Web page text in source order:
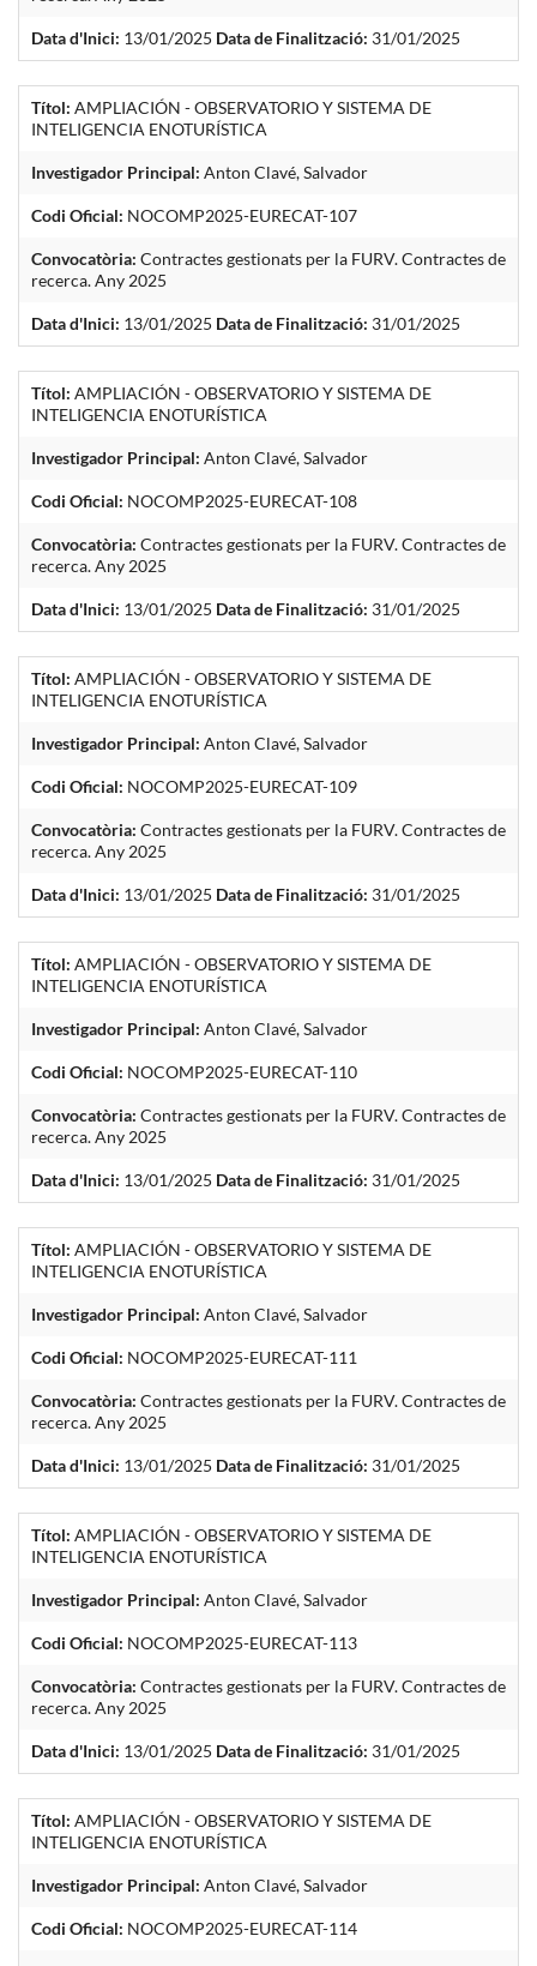
Data d'Inici: 13/01/2025 Data de Finalització: 31/01/2025
Títol: AMPLIACIÓN - OBSERVATORIO Y SISTEMA DE
INTELIGENCIA ENOTURÍSTICA
Investigador Principal: Anton Clavé, Salvador
Codi Oficial: NOCOMP2025-EURECAT-107
Convocatòria: Contractes gestionats per la FURV. Contractes de
recerca. Any 2025
Data d'Inici: 13/01/2025 Data de Finalització: 31/01/2025
Títol: AMPLIACIÓN - OBSERVATORIO Y SISTEMA DE
INTELIGENCIA ENOTURÍSTICA
Investigador Principal: Anton Clavé, Salvador
Codi Oficial: NOCOMP2025-EURECAT-108
Convocatòria: Contractes gestionats per la FURV. Contractes de
recerca. Any 2025
Data d'Inici: 13/01/2025 Data de Finalització: 31/01/2025
Títol: AMPLIACIÓN - OBSERVATORIO Y SISTEMA DE
INTELIGENCIA ENOTURÍSTICA
Investigador Principal: Anton Clavé, Salvador
Codi Oficial: NOCOMP2025-EURECAT-109
Convocatòria: Contractes gestionats per la FURV. Contractes de
recerca. Any 2025
Data d'Inici: 13/01/2025 Data de Finalització: 31/01/2025
Títol: AMPLIACIÓN - OBSERVATORIO Y SISTEMA DE
INTELIGENCIA ENOTURÍSTICA
Investigador Principal: Anton Clavé, Salvador
Codi Oficial: NOCOMP2025-EURECAT-110
Convocatòria: Contractes gestionats per la FURV. Contractes de
recerca. Any 2025
Data d'Inici: 13/01/2025 Data de Finalització: 31/01/2025
Títol: AMPLIACIÓN - OBSERVATORIO Y SISTEMA DE
INTELIGENCIA ENOTURÍSTICA
Investigador Principal: Anton Clavé, Salvador
Codi Oficial: NOCOMP2025-EURECAT-111
Convocatòria: Contractes gestionats per la FURV. Contractes de
recerca. Any 2025
Data d'Inici: 13/01/2025 Data de Finalització: 31/01/2025
Títol: AMPLIACIÓN - OBSERVATORIO Y SISTEMA DE
INTELIGENCIA ENOTURÍSTICA
Investigador Principal: Anton Clavé, Salvador
Codi Oficial: NOCOMP2025-EURECAT-113
Convocatòria: Contractes gestionats per la FURV. Contractes de
recerca. Any 2025
Data d'Inici: 13/01/2025 Data de Finalització: 31/01/2025
Títol: AMPLIACIÓN - OBSERVATORIO Y SISTEMA DE
INTELIGENCIA ENOTURÍSTICA
Investigador Principal: Anton Clavé, Salvador
Codi Oficial: NOCOMP2025-EURECAT-114